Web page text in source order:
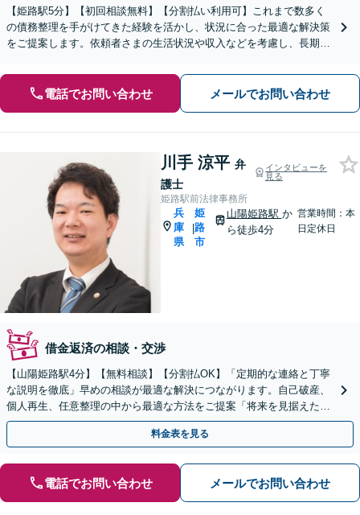
【姫路駅5分】【初回相談無料】【分割払い利用可】これまで数多く
の債務整理を手がけてきた経験を活かし、状況に合った最適な解決策
をご提案します。依頼者さまの生活状況や収入などを考慮し、長期的
電話でお問い合わせ メールでお問い合わせ
川手 涼平 弁
護士
インタビューを
見る
姫路駅前法律事務所
兵
庫
県
|
姫
路
市
山陽姫路駅 か
ら徒歩4分
営業時間：本
日定休日
借金返済の相談・交渉
【山陽姫路駅4分】【無料相談】【分割払OK】「定期的な連絡と丁寧
な説明を徹底」早めの相談が最適な解決につながります。自己破産、
個人再生、任意整理の中から最適な方法をご提案「将来を見据えた生
活再建のサポートが充実」【完全個室相談】
料金表を見る
電話でお問い合わせ メールでお問い合わせ